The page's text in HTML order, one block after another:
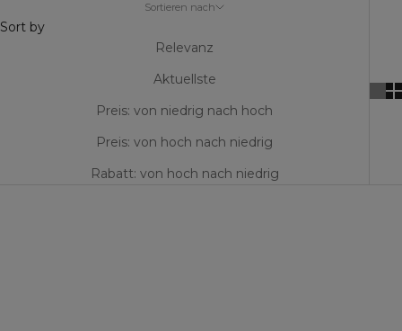
Sortieren nach
Sort by
Relevanz
Aktuellste
Preis: von niedrig nach hoch
Preis: von hoch nach niedrig
Rabatt: von hoch nach niedrig